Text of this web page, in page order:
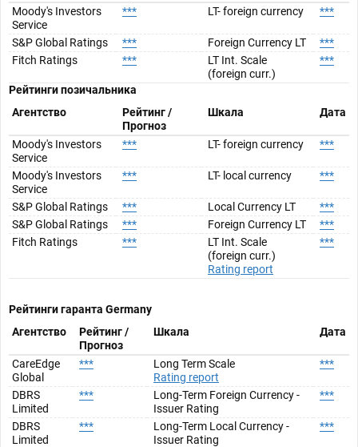
Moody's Investors
Service
*** LT- foreign currency ***
S&P Global Ratings *** Foreign Currency LT
***
Fitch Ratings
***
LT Int. Scale
(foreign curr.)
***
Рейтинги позичальника
Агентство
Рейтинг /
Прогноз
Шкала Дата
Moody's Investors
Service
*** LT- foreign currency ***
Moody's Investors
Service
*** LT- local currency ***
S&P Global Ratings *** Local Currency LT
***
S&P Global Ratings
*** Foreign Currency LT
***
Fitch Ratings
***
LT Int. Scale
(foreign curr.)
Rating report
***
Рейтинги гаранта Germany
Агентство
Рейтинг /
Прогноз
Шкала Дата
CareEdge
Global
***
Long Term Scale
Rating report
***
DBRS
Limited
***
Long-Term Foreign Currency -
Issuer Rating
***
DBRS
Limited
***
Long-Term Local Currency -
Issuer Rating
***